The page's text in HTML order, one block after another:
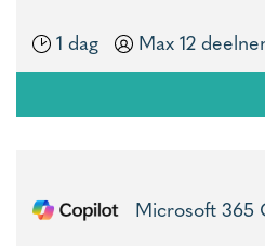
1 dag
Max 12
Microsoft 365